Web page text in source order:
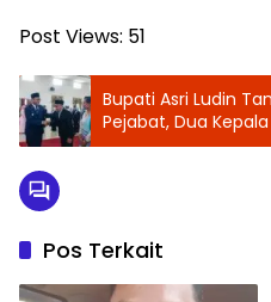
Post Views: 51
‎Bupati Asri Ludin
Pejabat, Dua
Genjot Program
Pos Terkait